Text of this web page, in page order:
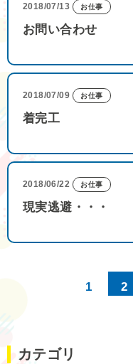
2018/07/13 お仕事
お問い合わせ
2018/07/09 お仕事
着完工
2018/06/22 お仕事
現実逃避・・・
1 2
カテゴリ